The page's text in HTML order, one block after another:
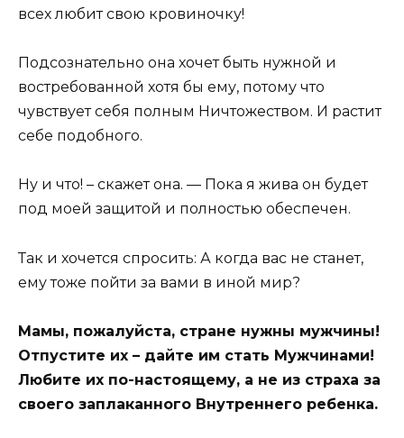
всех любит свою кровиночку!
Подсознательно она хочет быть нужной и
востребованной хотя бы ему, потому что
чувствует себя полным Ничтожеством. И растит
себе подобного.
Ну и что! – скажет она. — Пока я жива он будет
под моей защитой и полностью обеспечен.
Так и хочется спросить: А когда вас не станет,
ему тоже пойти за вами в иной мир?
Мамы, пожалуйста, стране нужны мужчины!
Отпустите их – дайте им стать Мужчинами!
Любите их по-настоящему, а не из страха за
своего заплаканного Внутреннего ребенка.